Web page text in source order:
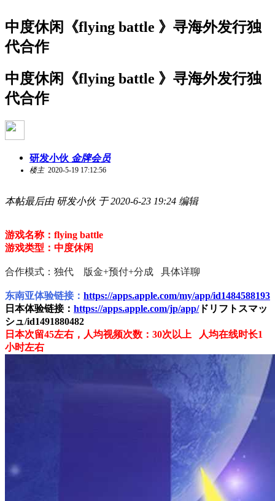
中度休闲《flying battle 》寻海外发行独
代合作
中度休闲《flying battle 》寻海外发行独
代合作
研发小伙 金牌会员
楼主2020-5-19 17:12:56
本帖最后由 研发小伙 于 2020-6-23 19:24 编辑
游戏名称： flying battle
游戏类型：中度休闲
合作模式：独代 版金+预付+分成 具体详聊
东南亚体验链接： https://apps.apple.com/my/app/id1484588193
日本体验链接： https://apps.apple.com/jp/app/ドリフトスマッ
シュ/id1491880482
日本次留45左右，人均视频次数：30次以上 人均在线时长1
小时左右